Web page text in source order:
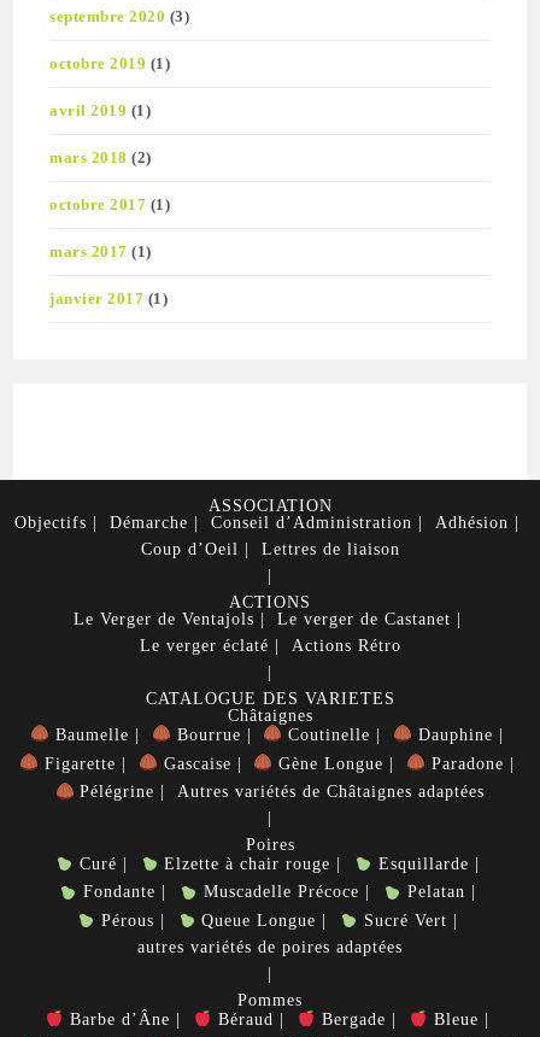
septembre 2020 (3)
octobre 2019 (1)
avril 2019 (1)
mars 2018 (2)
octobre 2017 (1)
mars 2017 (1)
janvier 2017 (1)
ASSOCIATION
Objectifs
Démarche Conseil d’Administration
Adhésion
Coup d’Oeil
Lettres de liaison
ACTIONS
Le Verger de Ventajols
Le verger de Castanet
Le verger éclaté
Actions Rétro
CATALOGUE DES VARIETES
Châtaignes
Baumelle
Bourrue Coutinelle
Dauphine
Figarette
Gascaise Gène Longue
Paradone
Pélégrine
Autres variétés de Châtaignes adaptées
Poires
Curé
Elzette à chair rouge
Esquillarde
Fondante
Muscadelle Précoce
Pelatan
Pérous
Queue Longue
Sucré Vert
autres variétés de poires adaptées
Pommes
Barbe d’Âne
Béraud Bergade
Bleue